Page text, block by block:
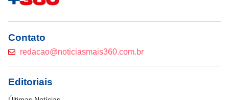
Contato
redacao@noticiasmais360.com.br
Editoriais